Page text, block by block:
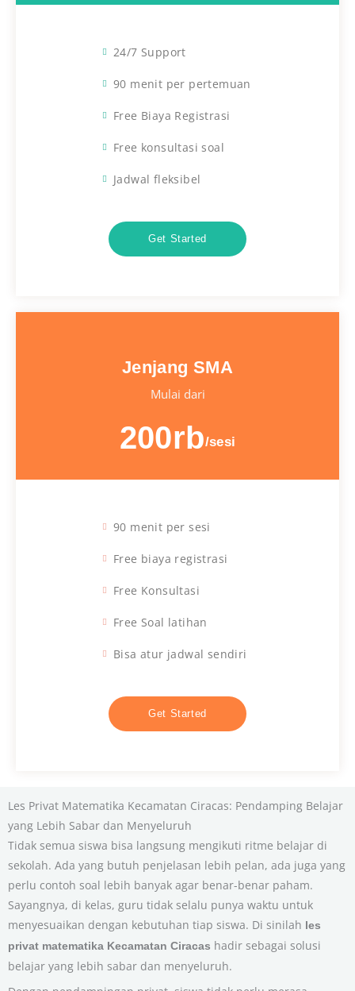
24/7 Support
90 menit per pertemuan
Free Biaya Registrasi
Free konsultasi soal
Jadwal fleksibel
Get Started
Jenjang SMA
Mulai dari
200rb/sesi
90 menit per sesi
Free biaya registrasi
Free Konsultasi
Free Soal latihan
Bisa atur jadwal sendiri
Get Started
Les Privat Matematika Kecamatan Ciracas: Pendamping Belajar
yang Lebih Sabar dan Menyeluruh
Tidak semua siswa bisa langsung mengikuti ritme belajar di
sekolah. Ada yang butuh penjelasan lebih pelan, ada juga yang
perlu contoh soal lebih banyak agar benar-benar paham.
Sayangnya, di kelas, guru tidak selalu punya waktu untuk
menyesuaikan dengan kebutuhan tiap siswa. Di sinilah les
privat matematika Kecamatan Ciracas hadir sebagai solusi
belajar yang lebih sabar dan menyeluruh.